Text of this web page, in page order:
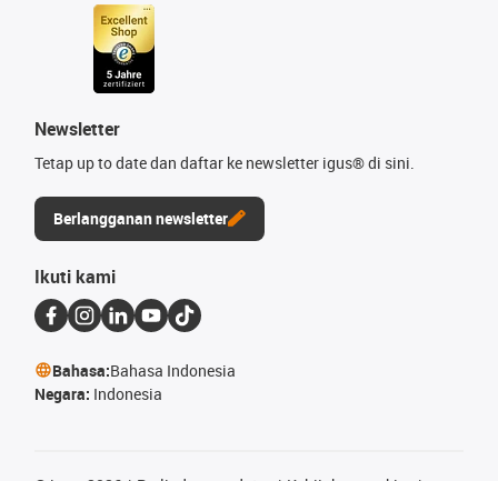
Newsletter
Tetap up to date dan daftar ke newsletter igus® di sini.
Berlangganan newsletter
Ikuti kami
Bahasa:Bahasa Indonesia
Negara: Indonesia